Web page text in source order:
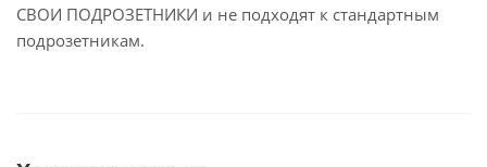
СВОИ ПОДРОЗЕТНИКИ и не подходят к стандартным
подрозетникам.